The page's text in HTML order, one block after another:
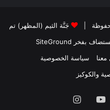
جَنَّة الثيم (المظهر) تم
بفخر SiteGround
سياسة الخصوصية
والكوكيز
‫YouTubeانستقرام